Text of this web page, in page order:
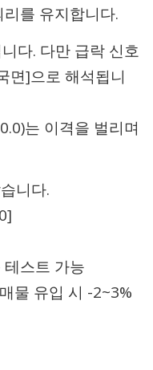
를 유지합니다.
다. 다만 급락 신호
면]으로 해석됩니
는 이격을 벌리며
니다.
스트 가능
물 유입 시 -2~3%